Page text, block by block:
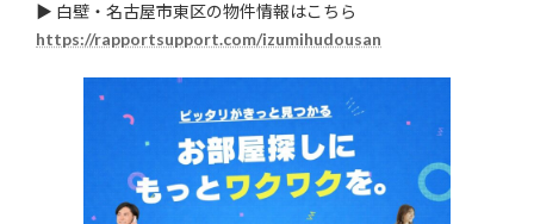
▶︎ 白壁・名古屋市東区の物件情報はこちら
https://rapportsupport.com/izumihudousan